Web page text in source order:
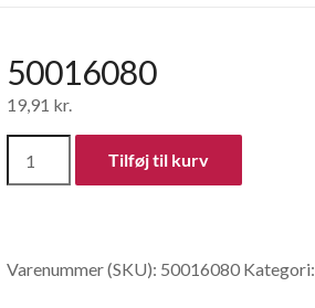
50016080
19,91 kr.
Tilføj til kurv
Varenummer (SKU): 50016080 Kategori: